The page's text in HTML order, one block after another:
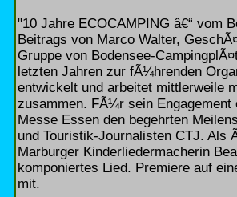
"10 Jahre ECOCAMPING â€“ vom
Beitrags von Marco Walter,
Gruppe von Bodensee-
letzten Jahren zur fÃ¼hrenden
entwickelt und arbeitet mittlerweile
zusammen. FÃ¼r sein
Messe Essen den begehrten
und Touristik-Journalisten CTJ. Als
Marburger Kinderliedermacherin
komponiertes Lied. Premiere auf
mit.